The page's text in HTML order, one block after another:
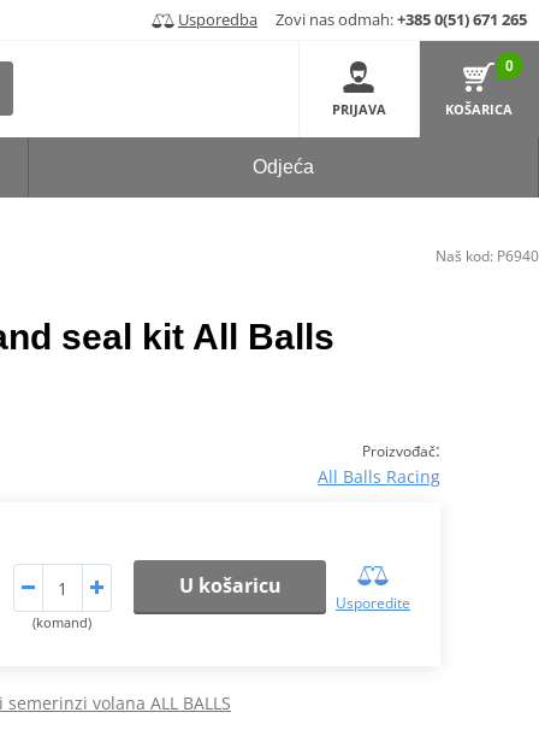
Usporedba Zovi nas odmah:+385 0(51) 671 265
PRIJAVA
0
KOŠARICA
Odjeća
seal kit All Balls
Proizvođač:
All Balls Racing
(komand)
U košaricu
Usporedite
semerinzi volana ALL BALLS
Naš kod: P6940